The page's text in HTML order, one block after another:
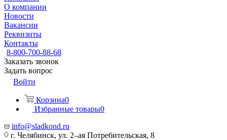
О компании
Новости
Вакансии
Реквизиты
Контакты
8-800-700-88-68
Заказать звонок
Задать вопрос
Войти
Корзина0
Избранные товары0
info@sladkond.ru
г. Челябинск, ул. 2–ая Потребительская, 8